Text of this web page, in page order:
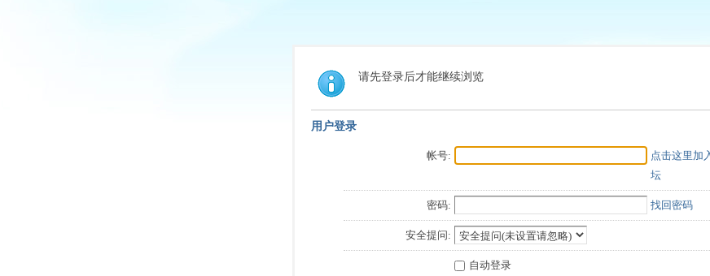
请先登录后才能继续浏览
用户登录
帐号:
点击这里加
坛
密码: 找回密码
安全提问:
自动登录